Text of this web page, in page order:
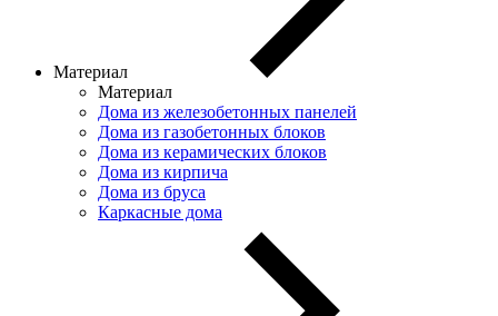
Материал
Материал
Дома из железобетонных панелей
Дома из газобетонных блоков
Дома из керамических блоков
Дома из кирпича
Дома из бруса
Каркасные дома